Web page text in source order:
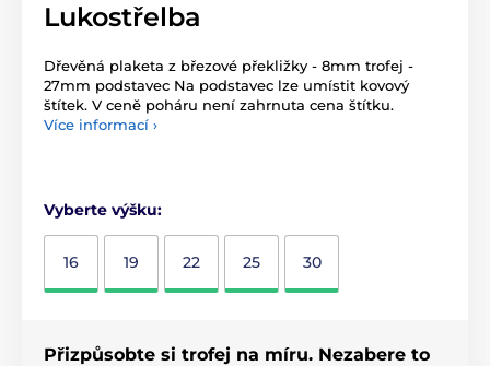
Lukostřelba
Dřevěná plaketa z březové překližky - 8mm trofej -
27mm podstavec Na podstavec lze umístit kovový
štítek. V ceně poháru není zahrnuta cena štítku.
Více informací ›
Vyberte výšku:
16 19 22 25 30
Přizpůsobte si trofej na míru. Nezabere to